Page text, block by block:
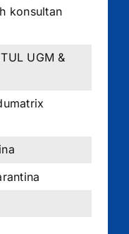
konsultan
UGM &